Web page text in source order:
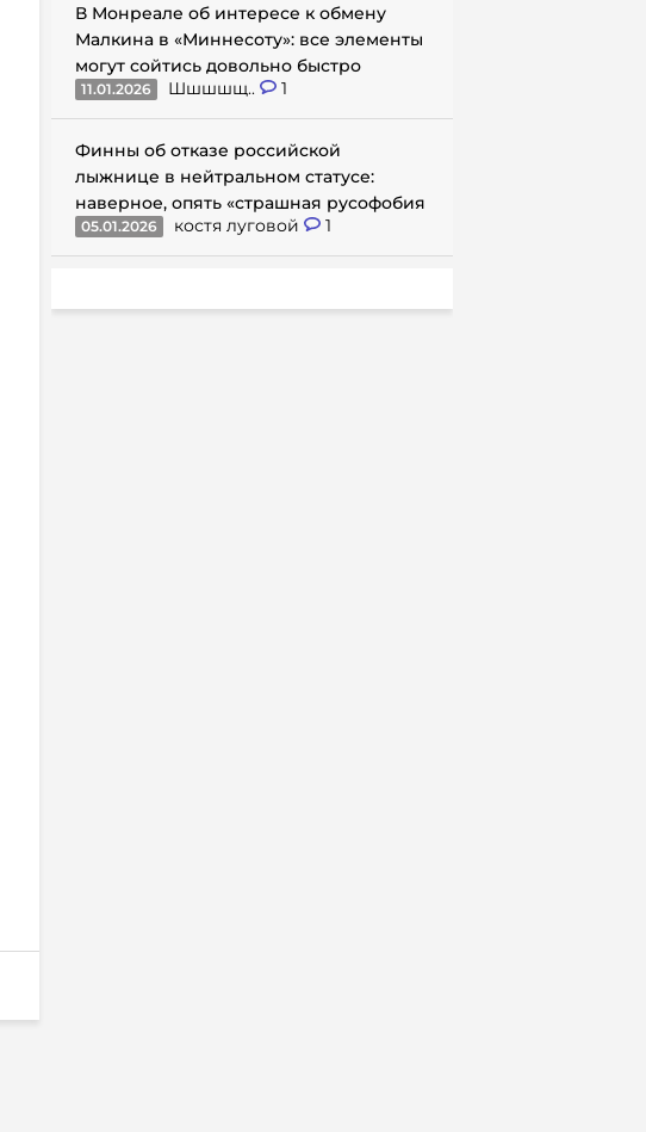
В Монреале об интересе к обмену
Малкина в «Миннесоту»: все элементы
могут сойтись довольно быстро
11.01.2026 Шшшшщ.. 1
Финны об отказе российской
лыжнице в нейтральном статусе:
наверное, опять «страшная русофобия
05.01.2026 костя луговой 1